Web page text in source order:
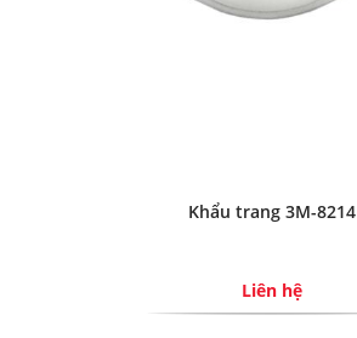
Khẩu trang 3M-8214
Liên hệ